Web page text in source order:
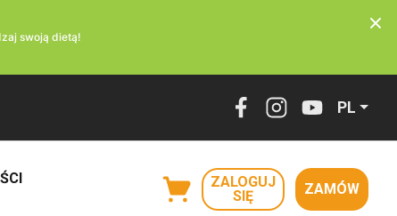
PL
ZALOGUJ
SIĘ
ZAMÓW
swoją dietą!